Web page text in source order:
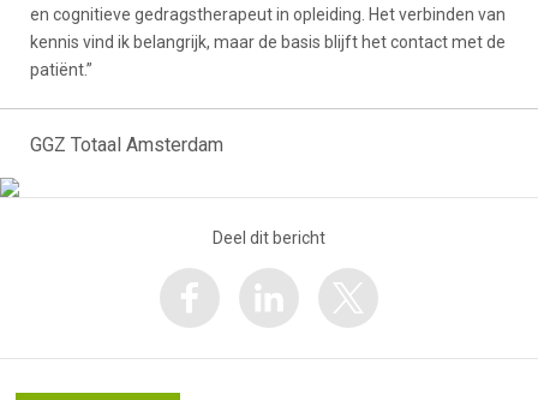
en cognitieve gedragstherapeut in opleiding. Het verbinden van
kennis vind ik belangrijk, maar de basis blijft het contact met de
patiënt.”
GGZ Totaal Amsterdam
Deel dit bericht